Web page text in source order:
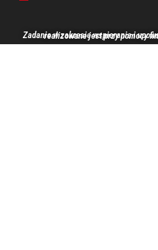
Zadanie w zakresie wspierania i upowszechniania kultury fizycznej